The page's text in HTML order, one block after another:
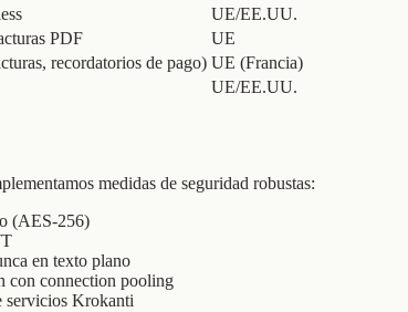
UE/EE.UU.
PDF
UE
recordatorios de pago) UE (Francia)
UE/EE.UU.
medidas de seguridad robustas:
(AES-256)
en texto plano
con connection pooling
servicios Krokanti